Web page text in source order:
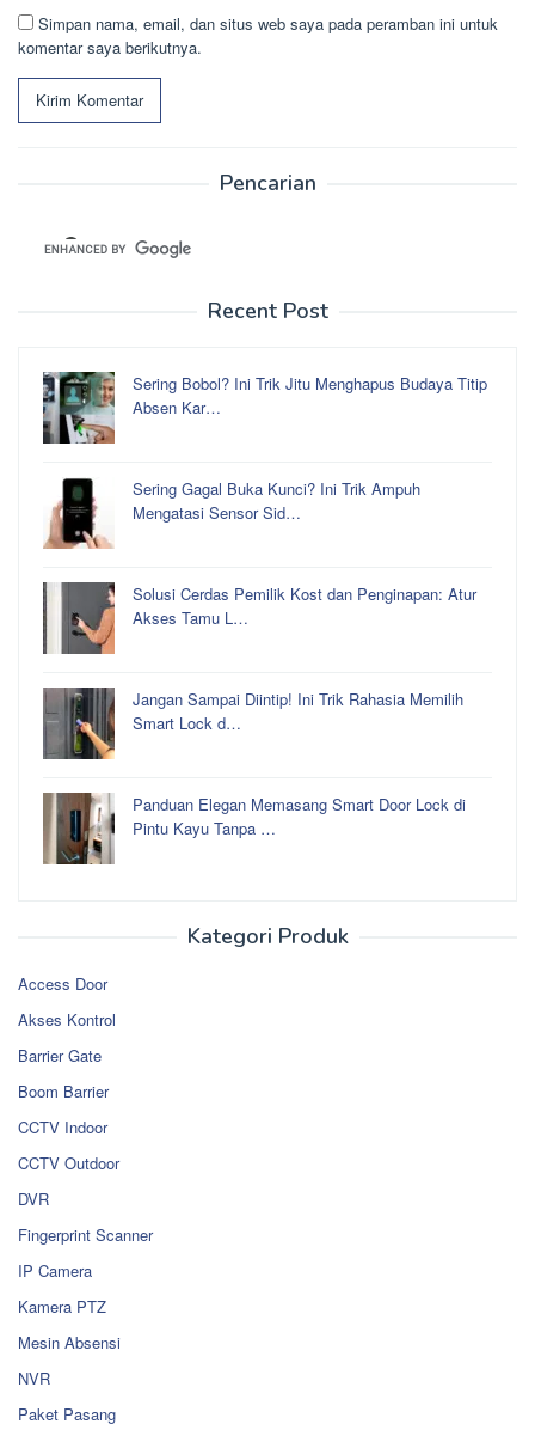
Simpan nama, email, dan situs web saya pada peramban ini untuk
komentar saya berikutnya.
Pencarian
Recent Post
Sering Bobol? Ini Trik Jitu Menghapus Budaya Titip
Absen Kar…
Sering Gagal Buka Kunci? Ini Trik Ampuh
Mengatasi Sensor Sid…
Solusi Cerdas Pemilik Kost dan Penginapan: Atur
Akses Tamu L…
Jangan Sampai Diintip! Ini Trik Rahasia Memilih
Smart Lock d…
Panduan Elegan Memasang Smart Door Lock di
Pintu Kayu Tanpa …
Kategori Produk
Access Door
Akses Kontrol
Barrier Gate
Boom Barrier
CCTV Indoor
CCTV Outdoor
DVR
Fingerprint Scanner
IP Camera
Kamera PTZ
Mesin Absensi
NVR
Paket Pasang